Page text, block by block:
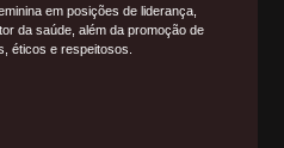
em posições de liderança,
da saúde, além da promoção de
éticos e respeitosos.